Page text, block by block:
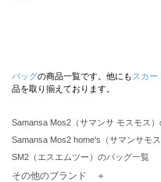
バッグの商品一覧です。他にも スカー
品を取り揃えております。
Samansa Mos2（サマンサ モスモス
Samansa Mos2 home's（サマンサモ
SM2（エスエムツー）のバッグ一覧
TSUHARU by Samansa Mos2（ツハ
その他のブランド ＋